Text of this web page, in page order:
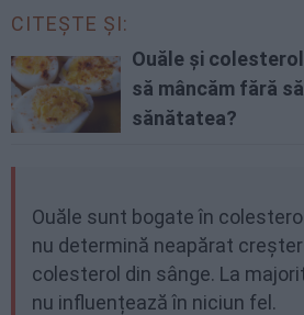
CITEȘTE ȘI:
Ouăle și
să mâncăm fără
sănătatea?
Ouăle sunt bogate în
nu determină neapărat
colesterol din sânge. La
nu influențează în niciun fel.